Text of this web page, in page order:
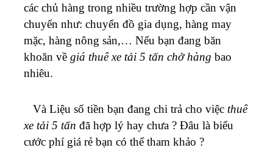
các chủ hàng trong nhiều trường hợp cần vận
chuyển như: chuyển đồ gia dụng, hàng may
mặc, hàng nông sản,… Nếu bạn đang băn
khoăn về giá thuê xe tải 5 tấn chở hàng bao
nhiêu.
Và Liệu số tiền bạn đang chi trả cho việc thuê
xe tải 5 tấn đã hợp lý hay chưa ? Đâu là biểu
cước phí giá rẻ bạn có thể tham khảo ?